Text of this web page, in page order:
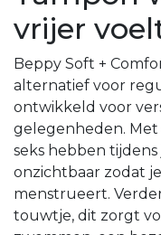
vrijer
Beppy Soft +
alternatief voor
ontwikkeld voor
gelegenheden.
seks hebben
onzichtbaar zodat
menstrueert.
touwtje, dit zorgt